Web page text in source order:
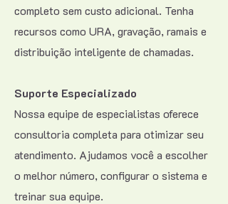
completo sem custo adicional. Tenha
recursos como URA, gravação, ramais e
distribuição inteligente de chamadas.
Suporte Especializado
Nossa equipe de especialistas oferece
consultoria completa para otimizar seu
atendimento. Ajudamos você a escolher
o melhor número, configurar o sistema e
treinar sua equipe.